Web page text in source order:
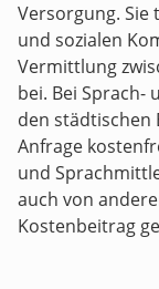
Versorgung.
und sozialen
Vermittlung
bei. Bei
den städtischen
Anfrage
und
auch von
Kostenbeitrag